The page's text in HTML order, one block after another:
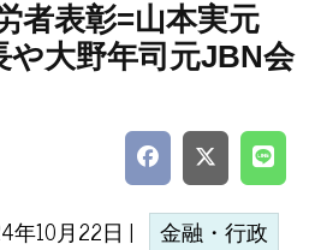
者表彰=山本実元
や大野年司元JBN会
年10月22日 | 金融・行政